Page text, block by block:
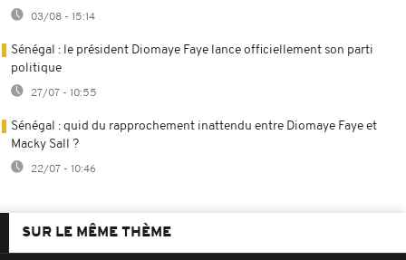
03/08 - 15:14
Sénégal : le président Diomaye Faye lance officiellement son parti
politique
27/07 - 10:55
Sénégal : quid du rapprochement inattendu entre Diomaye Faye et
Macky Sall ?
22/07 - 10:46
SUR LE MÊME THÈME